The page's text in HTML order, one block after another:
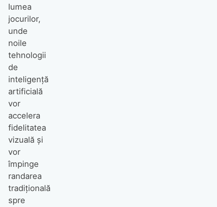
lumea
jocurilor,
unde
noile
tehnologii
de
inteligență
artificială
vor
accelera
fidelitatea
vizuală și
vor
împinge
randarea
tradițională
spre